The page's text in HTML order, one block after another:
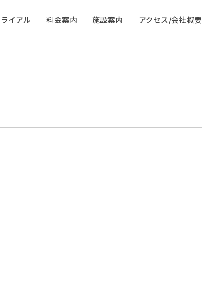
イアル 料金案内 施設案内 アクセス/会社概要